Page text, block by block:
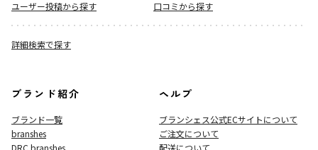
ユーザー投稿から探す
口コミから探す
詳細検索で探す
ブランド紹介
ブランド一覧
branshes
DRC branshes
ヘルプ
ブランシェス公式ECサイトについて
ご注文について
配送について